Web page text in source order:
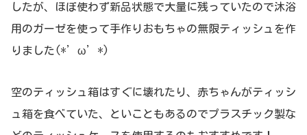
したが、ほぼ使わず新品状態で大量に残っていたので沐浴
用のガーゼを使って手作りおもちゃの無限ティッシュを作
りました(*’ω’*)
空のティッシュ箱はすぐに壊れたり、赤ちゃんがティッシ
ュ箱を食べていた、といこともあるのでプラスチック製な